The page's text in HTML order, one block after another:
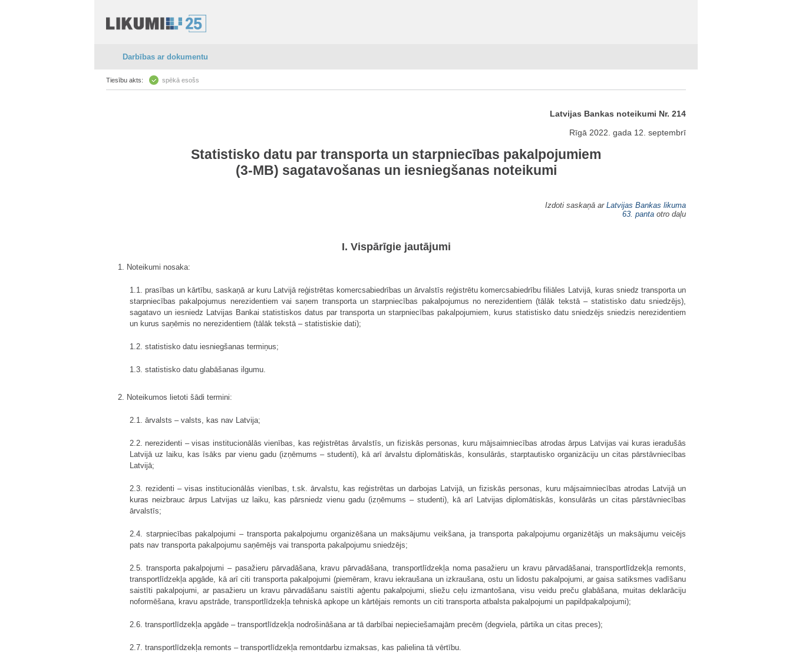
Darbības ar dokumentu
Tiesību akts: spēkā esošs
Latvijas Bankas noteikumi Nr. 214
Rīgā 2022. gada 12. septembrī
Statistisko datu par transporta un starpniecības pakalpojumiem
(3-MB) sagatavošanas un iesniegšanas noteikumi
Izdoti saskaņā ar Latvijas Bankas likuma
63. panta otro daļu
I. Vispārīgie jautājumi
1. Noteikumi nosaka:
1.1. prasības un kārtību, saskaņā ar kuru Latvijā reģistrētas komercsabiedrības un ārvalstīs reģistrētu komercsabiedrību filiāles Latvijā, kuras sniedz transporta un
starpniecības pakalpojumus nerezidentiem vai saņem transporta un starpniecības pakalpojumus no nerezidentiem (tālāk tekstā – statistisko datu sniedzējs),
sagatavo un iesniedz Latvijas Bankai statistiskos datus par transporta un starpniecības pakalpojumiem, kurus statistisko datu sniedzējs sniedzis nerezidentiem
un kurus saņēmis no nerezidentiem (tālāk tekstā – statistiskie dati);
1.2. statistisko datu iesniegšanas termiņus;
1.3. statistisko datu glabāšanas ilgumu.
2. Noteikumos lietoti šādi termini:
2.1. ārvalsts – valsts, kas nav Latvija;
2.2. nerezidenti – visas institucionālās vienības, kas reģistrētas ārvalstīs, un fiziskās personas, kuru mājsaimniecības atrodas ārpus Latvijas vai kuras ieradušās
Latvijā uz laiku, kas īsāks par vienu gadu (izņēmums – studenti), kā arī ārvalstu diplomātiskās, konsulārās, starptautisko organizāciju un citas pārstāvniecības
Latvijā;
2.3. rezidenti – visas institucionālās vienības, t.sk. ārvalstu, kas reģistrētas un darbojas Latvijā, un fiziskās personas, kuru mājsaimniecības atrodas Latvijā un
kuras neizbrauc ārpus Latvijas uz laiku, kas pārsniedz vienu gadu (izņēmums – studenti), kā arī Latvijas diplomātiskās, konsulārās un citas pārstāvniecības
ārvalstīs;
2.4. starpniecības pakalpojumi – transporta pakalpojumu organizēšana un maksājumu veikšana, ja transporta pakalpojumu organizētājs un maksājumu veicējs
pats nav transporta pakalpojumu saņēmējs vai transporta pakalpojumu sniedzējs;
2.5. transporta pakalpojumi – pasažieru pārvadāšana, kravu pārvadāšana, transportlīdzekļa noma pasažieru un kravu pārvadāšanai, transportlīdzekļa remonts,
transportlīdzekļa apgāde, kā arī citi transporta pakalpojumi (piemēram, kravu iekraušana un izkraušana, ostu un lidostu pakalpojumi, ar gaisa satiksmes vadīšanu
saistīti pakalpojumi, ar pasažieru un kravu pārvadāšanu saistīti aģentu pakalpojumi, sliežu ceļu izmantošana, visu veidu preču glabāšana, muitas deklarāciju
noformēšana, kravu apstrāde, transportlīdzekļa tehniskā apkope un kārtējais remonts un citi transporta atbalsta pakalpojumi un papildpakalpojumi);
2.6. transportlīdzekļa apgāde – transportlīdzekļa nodrošināšana ar tā darbībai nepieciešamajām precēm (degviela, pārtika un citas preces);
2.7. transportlīdzekļa remonts – transportlīdzekļa remontdarbu izmaksas, kas palielina tā vērtību.